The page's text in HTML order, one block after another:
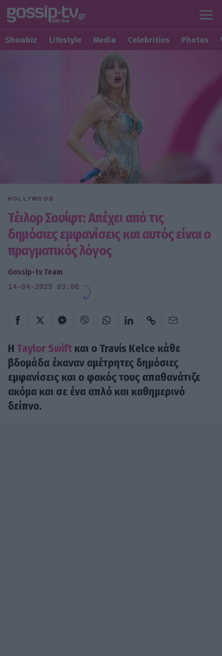
Showbiz Lifestyle Media Celebrities Photos
HOLLYWOOD
Τέιλορ Σουίφτ: Απέχει από τις
δημόσιες εμφανίσεις και αυτός είναι ο
πραγματικός λόγος
Gossip-tv Team
14-04-2025 03:06
Η Taylor Swift και ο Travis Kelce κάθε
βδομάδα έκαναν αμέτρητες δημόσιες
εμφανίσεις και ο φακός τους απαθανάτιζε
ακόμα και σε ένα απλό και καθημερινό
δείπνο.